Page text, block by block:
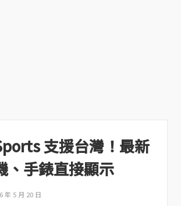
支援台灣！最新
、手錶直接顯示
年 5 月 20 日